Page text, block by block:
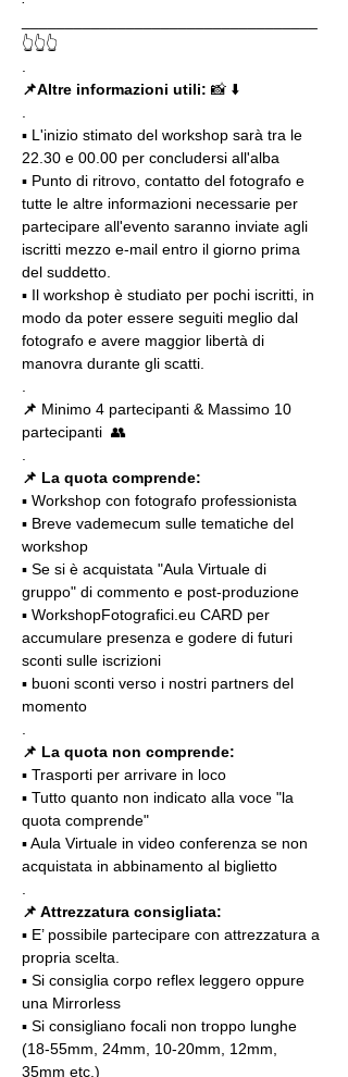
👆👆👆
📌Altre informazioni utili: 📸 ⬇️
▪️ L'inizio stimato del workshop sarà tra le
22.30 e 00.00 per concludersi all'alba
▪️ Punto di ritrovo, contatto del fotografo e
tutte le altre informazioni necessarie per
partecipare all'evento saranno inviate agli
iscritti mezzo e-mail entro il giorno prima
del suddetto.
▪️ Il workshop è studiato per pochi iscritti, in
modo da poter essere seguiti meglio dal
fotografo e avere maggior libertà di
manovra durante gli scatti.
📌 Minimo 4 partecipanti & Massimo 10
partecipanti  👥
📌 La quota comprende:
▪️ Workshop con fotografo professionista
▪️ Breve vademecum sulle tematiche del
workshop
▪️ Se si è acquistata "Aula Virtuale di
gruppo" di commento e post-produzione
▪️ WorkshopFotografici.eu CARD per
accumulare presenza e godere di futuri
sconti sulle iscrizioni
▪️ buoni sconti verso i nostri partners del
momento
📌 La quota non comprende:
▪️ Trasporti per arrivare in loco
▪️ Tutto quanto non indicato alla voce "la
quota comprende"
▪️ Aula Virtuale in video conferenza se non
acquistata in abbinamento al biglietto
📌 Attrezzatura consigliata:
▪️ E’ possibile partecipare con attrezzatura a
propria scelta.
▪️ Si consiglia corpo reflex leggero oppure
una Mirrorless
▪️ Si consigliano focali non troppo lunghe
(18-55mm, 24mm, 10-20mm, 12mm,
35mm etc.)